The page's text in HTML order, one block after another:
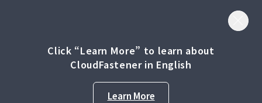
Click “Learn More” to learn about
CloudFastener in English
Learn More